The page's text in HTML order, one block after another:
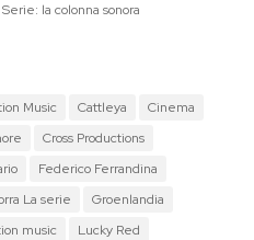
la colonna sonora
Music Cattleya
Cinema
Cross Productions
Federico Ferrandina
La serie
Groenlandia
music
Lucky Red